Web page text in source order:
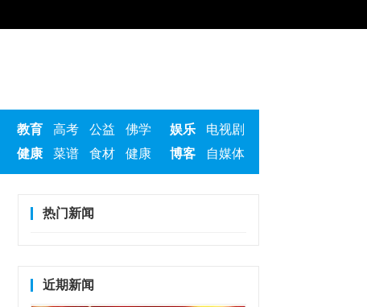
教育 高考 公益 佛学 娱乐
电视剧
健康 菜谱 食材 健康 博客 自媒体
热门新闻
近期新闻